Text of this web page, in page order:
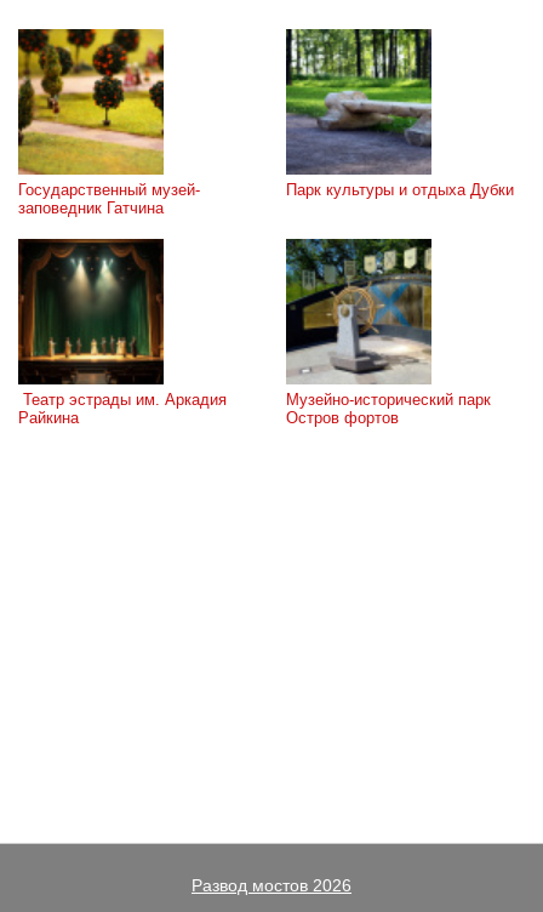
Государственный музей-
заповедник Гатчина
Парк культуры и отдыха Дубки
Райкина
Музейно-исторический парк
Остров фортов
Развод мостов 2026